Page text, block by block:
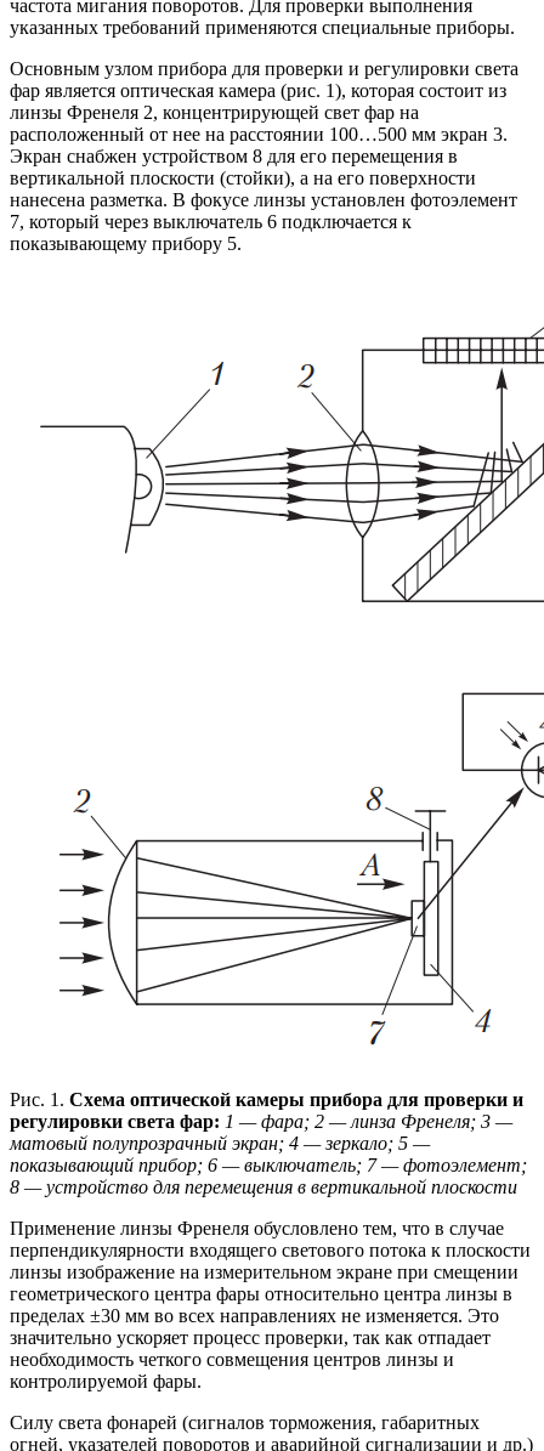
частота мигания поворотов. Для проверки выполнения
указанных требований применяются специальные приборы.
Основным узлом прибора для проверки и регулировки света
фар является оптическая камера (рис. 1), которая состоит из
линзы Френеля 2, концентрирующей свет фар на
расположенный от нее на расстоянии 100…500 мм экран 3.
Экран снабжен устройством 8 для его перемещения в
вертикальной плоскости (стойки), а на его поверхности
нанесена разметка. В фокусе линзы установлен фотоэлемент
7, который через выключатель 6 подключается к
показывающему прибору 5.
Рис. 1. Схема оптической камеры прибора для проверки и
регулировки света фар: 1 — фара; 2 — линза Френеля; 3 —
матовый полупрозрачный экран; 4 — зеркало; 5 —
показывающий прибор; 6 — выключатель; 7 — фотоэлемент;
8 — устройство для перемещения в вертикальной плоскости
Применение линзы Френеля обусловлено тем, что в случае
перпендикулярности входящего светового потока к плоскости
линзы изображение на измерительном экране при смещении
геометрического центра фары относительно центра линзы в
пределах ±30 мм во всех направлениях не изменяется. Это
значительно ускоряет процесс проверки, так как отпадает
необходимость четкого совмещения центров линзы и
контролируемой фары.
Силу света фонарей (сигналов торможения, габаритных
огней, указателей поворотов и аварийной сигнализации и др.)